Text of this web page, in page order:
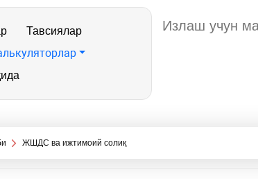
Тавсиялар
ЖШДС ва ижтимоий солиқ